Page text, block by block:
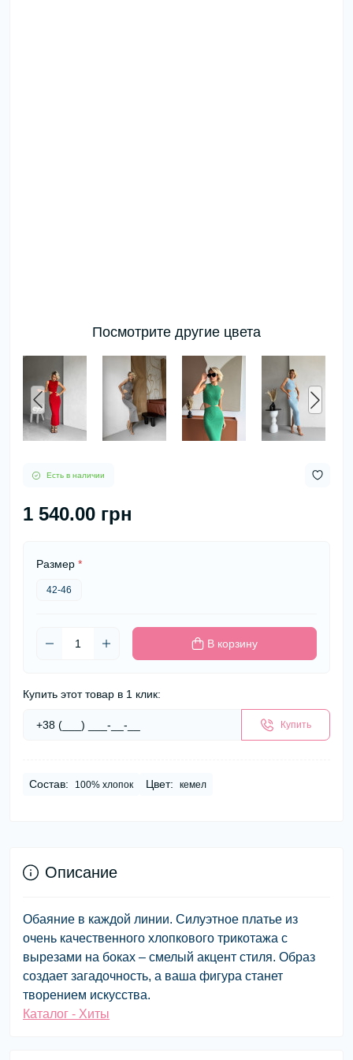
Посмотрите другие цвета
Есть в наличии
1 540.00 грн
Размер *
42-46
В корзину
Купить этот товар в 1 клик:
Купить
Состав: 100% хлопок Цвет: кемел
Описание
Обаяние в каждой линии. Силуэтное платье из
очень качественного хлопкового трикотажа с
вырезами на боках – смелый акцент стиля. Образ
создает загадочность, а ваша фигура станет
творением искусства.
Каталог - Хиты